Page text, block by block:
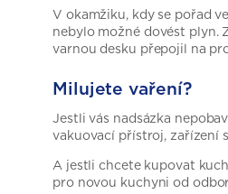
V okamžiku, kdy se pořad
nebylo možné dovést plyn.
varnou desku přepojil na
Milujete vaření?
Jestli vás nadsázka
vakuovací přístroj, zařízení
A jestli chcete kupovat
pro novou kuchyni od